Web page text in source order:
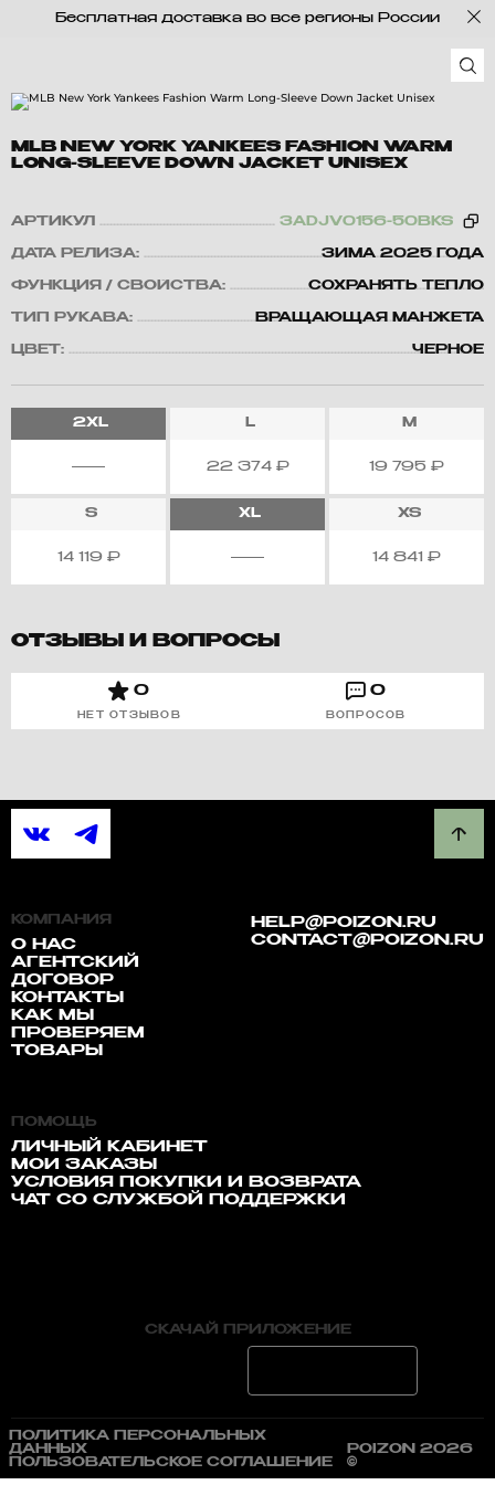
Бесплатная доставка во все регионы России
MLB NEW YORK YANKEES FASHION WARM
LONG-SLEEVE DOWN JACKET UNISEX
АРТИКУЛ 3ADJV0156-50BKS
ДАТА РЕЛИЗА: ЗИМА 2025 ГОДА
ФУНКЦИЯ / СВОЙСТВА: СОХРАНЯТЬ ТЕПЛО
ТИП РУКАВА: ВРАЩАЮЩАЯ МАНЖЕТА
ЦВЕТ: ЧЕРНОЕ
2XL L
22 374 ₽
M
19 795 ₽
S
14 119 ₽
XL XS
14 841 ₽
ОТЗЫВЫ И ВОПРОСЫ
0
НЕТ ОТЗЫВОВ
0
ВОПРОСОВ
КОМПАНИЯ
О НАС
АГЕНТСКИЙ
ДОГОВОР
КОНТАКТЫ
КАК МЫ
ПРОВЕРЯЕМ
ТОВАРЫ
HELP@POIZON.RU
CONTACT@POIZON.RU
ПОМОЩЬ
ЛИЧНЫЙ КАБИНЕТ
МОИ ЗАКАЗЫ
УСЛОВИЯ ПОКУПКИ И ВОЗВРАТА
ЧАТ СО СЛУЖБОЙ ПОДДЕРЖКИ
СКАЧАЙ ПРИЛОЖЕНИЕ
ПОЛИТИКА ПЕРСОНАЛЬНЫХ
ДАННЫХ
ПОЛЬЗОВАТЕЛЬСКОЕ СОГЛАШЕНИЕ
POIZON 2026
©